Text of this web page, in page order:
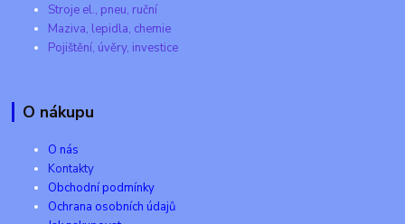
Stroje el., pneu, ruční
Maziva, lepidla, chemie
Pojištění, úvěry, investice
O nákupu
O nás
Kontakty
Obchodní podmínky
Ochrana osobních údajů